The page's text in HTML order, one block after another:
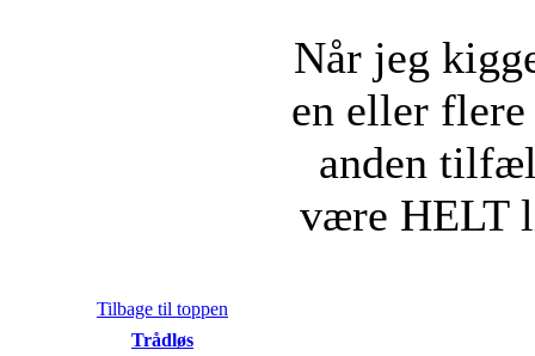
Når jeg
en eller
anden
være HELT
Tilbage til toppen
Trådløs